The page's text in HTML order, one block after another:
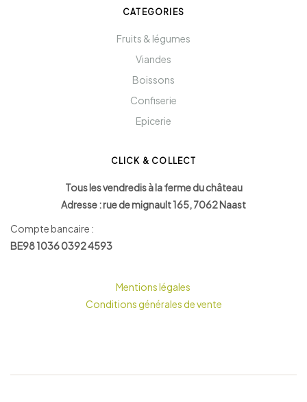
CATEGORIES
Fruits & légumes
Viandes
Boissons
Confiserie
Epicerie
CLICK & COLLECT
Tous les vendredis à la ferme du château
Adresse : rue de mignault 165, 7062 Naast
Compte bancaire :
BE98 1036 0392 4593
Mentions légales
Conditions générales de vente